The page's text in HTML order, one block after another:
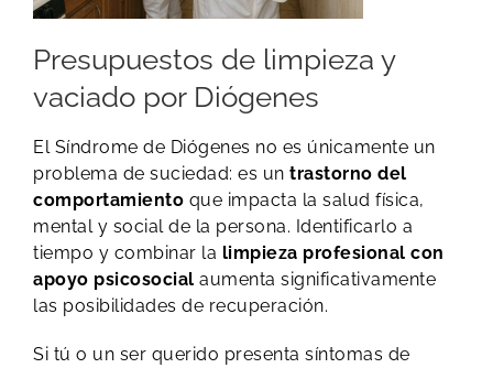
Presupuestos de limpieza y
vaciado por Diógenes
El Síndrome de Diógenes no es únicamente un
problema de suciedad: es un trastorno del
comportamiento que impacta la salud física,
mental y social de la persona. Identificarlo a
tiempo y combinar la limpieza profesional con
apoyo psicosocial aumenta significativamente
las posibilidades de recuperación.
Si tú o un ser querido presenta síntomas de